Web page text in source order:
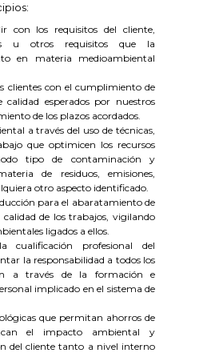
con los requisitos del cliente,
u otros requisitos que la
en materia medioambiental
clientes con el cumplimiento de
calidad esperados por nuestros
de los plazos acordados.
a través del uso de técnicas,
que optimicen los recursos
tipo de contaminación y
de residuos, emisiones,
otro aspecto identificado.
para el abaratamiento de
de los trabajos, vigilando
ligados a ellos.
cualificación profesional del
la responsabilidad a todos los
a través de la formación e
implicado en el sistema de
que permitan ahorros de
el impacto ambiental y
del cliente tanto a nivel interno
Crear lista de Favoritos
Iniciar sesión